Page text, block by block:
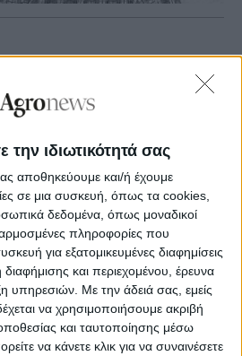
την ιδιωτικότητά σας
αποθηκεύουμε και/ή έχουμε
σε μια συσκευή, όπως τα cookies,
δεδομένα, όπως μοναδικοί
πληροφορίες που
για εξατομικευμένες διαφημίσεις
και περιεχομένου, έρευνα
υπηρεσιών. Με την άδειά σας, εμείς
να χρησιμοποιήσουμε ακριβή
και ταυτοποίησης μέσω
να κάνετε κλικ για να συναινέσετε
μεταβολή με
αναιρούσε την άλλη. Η ανοδική
έρχεται κυρίως από τα σημεία
και την πτώση του
μπροστά, οι τιμές
σοδειάς) είναι ήδη σχεδόν 3
από τις αντίστοιχες του
μας πως μάλλον θα είναι
ίνας στη νέα σεζόν.